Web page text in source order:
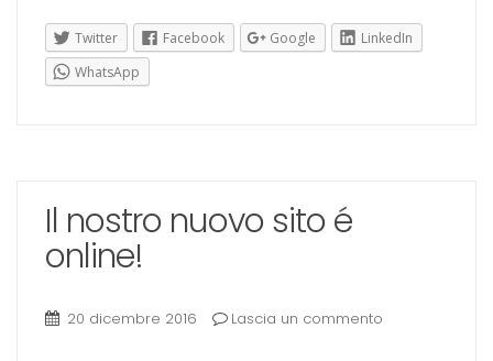
Twitter Facebook Google
LinkedIn
WhatsApp
Il nostro nuovo sito é
online!
20 dicembre 2016 Lascia un commento